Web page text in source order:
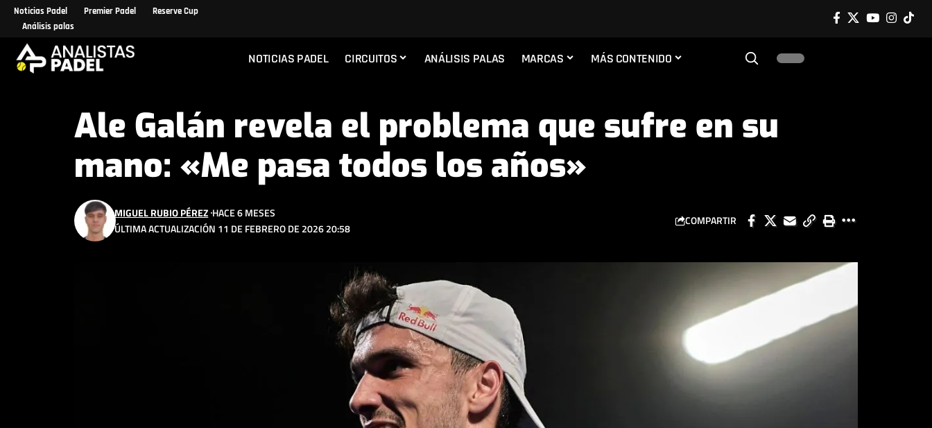
Noticias Padel Premier Padel
Reserve Cup
Análisis palas
NOTICIAS PADEL CIRCUITOS ANÁLISIS PALAS MARCAS MÁS CONTENIDO
Ale Galán revela el problema que sufre en su
mano: «Me pasa todos los años»
ÚLTIMA ACTUALIZACIÓN 11 DE FEBRERO DE 2026 20:58
MIGUEL RUBIO PÉREZ HACE 6 MESES
COMPARTIR